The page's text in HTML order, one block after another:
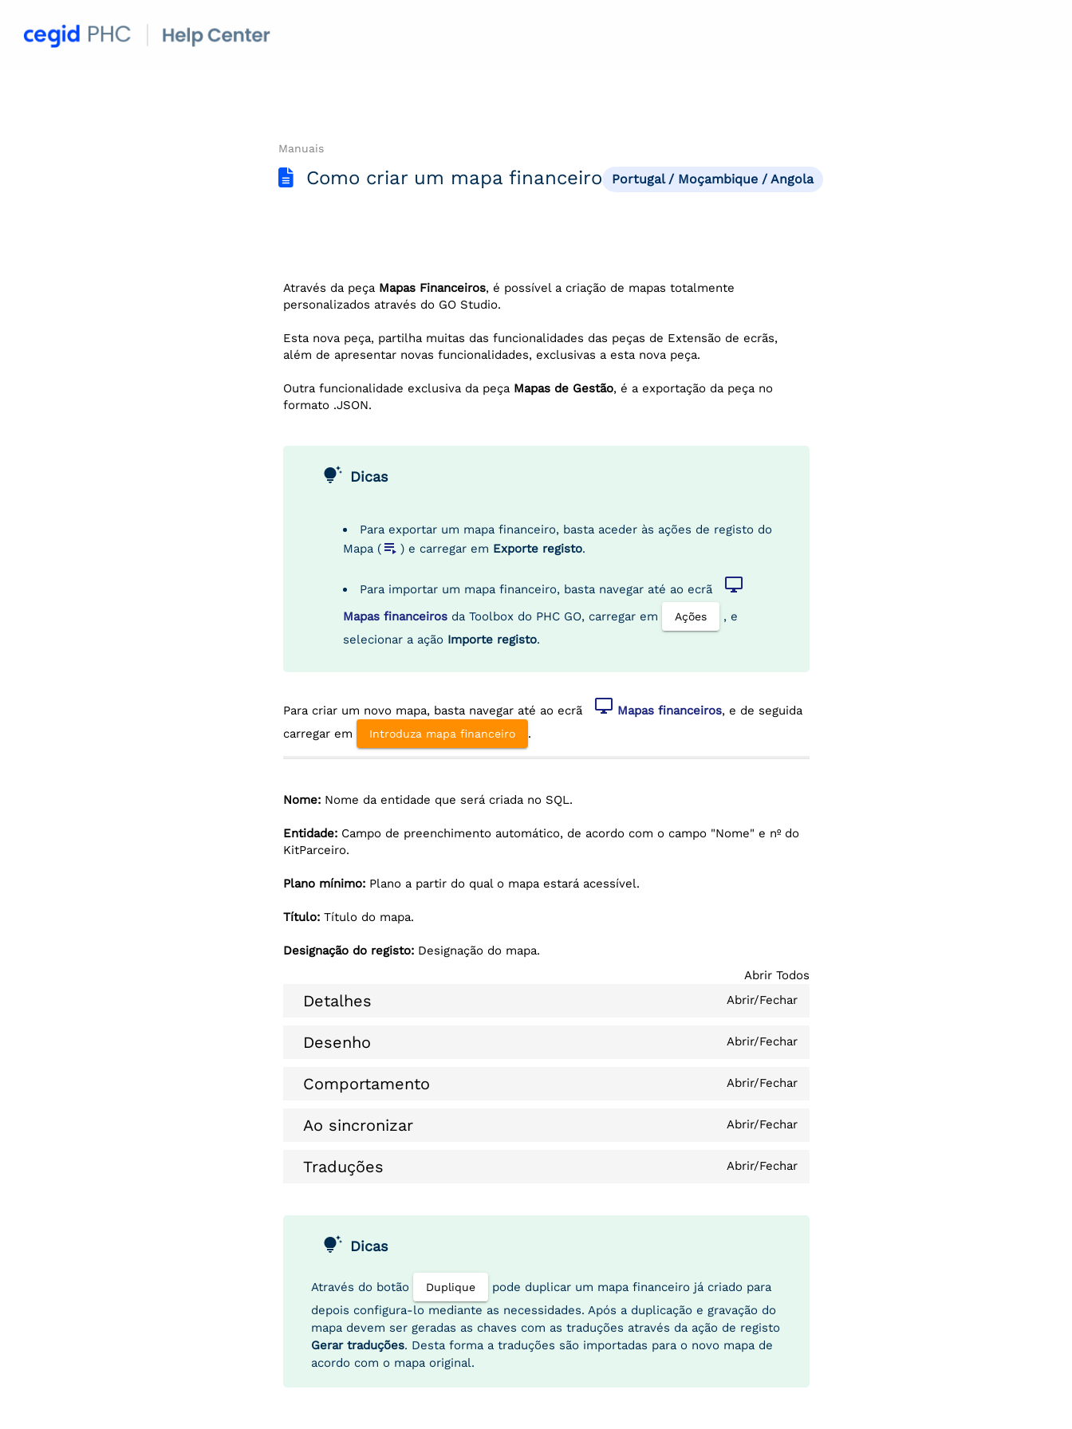
Manuais
Como criar um mapa financeiro Portugal / Moçambique / Angola
Através da peça Mapas Financeiros, é possível a criação de mapas totalmente
personalizados através do GO Studio.
Esta nova peça, partilha muitas das funcionalidades das peças de Extensão de ecrãs,
além de apresentar novas funcionalidades, exclusivas a esta nova peça.
Outra funcionalidade exclusiva da peça Mapas de Gestão, é a exportação da peça no
formato .JSON.
tips_and_updates Dicas
Para exportar um mapa financeiro, basta aceder às ações de registo do
Mapa ( playlist_play) e carregar em Exporte registo.
Para importar um mapa financeiro, basta navegar até ao ecrã desktop_windows
Mapas financeiros da Toolbox do PHC GO, carregar em Ações
, e
selecionar a ação Importe registo.
Para criar um novo mapa, basta navegar até ao ecrã desktop_windows Mapas financeiros, e de seguida
carregar em
Introduza mapa financeiro .
Nome: Nome da entidade que será criada no SQL.
Entidade: Campo de preenchimento automático, de acordo com o campo "Nome" e nº do
KitParceiro.
Plano mínimo: Plano a partir do qual o mapa estará acessível.
Título:Título do mapa.
Designação do registo: Designação do mapa.
Abrir Todos
Detalhes Abrir/Fechar
Desenho Abrir/Fechar
Comportamento Abrir/Fechar
Ao sincronizar Abrir/Fechar
Traduções Abrir/Fechar
tips_and_updates Dicas
Através do botão Duplique
pode duplicar um mapa financeiro já criado para
depois configura-lo mediante as necessidades. Após a duplicação e gravação do
mapa devem ser geradas as chaves com as traduções através da ação de registo
Gerar traduções. Desta forma a traduções são importadas para o novo mapa de
acordo com o mapa original.